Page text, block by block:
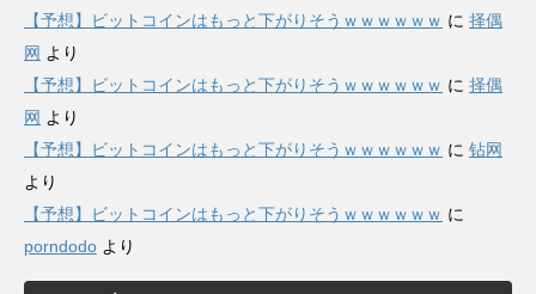
【予想】ビットコインはもっと下がりそうｗｗｗｗｗｗ に 择偶
网 より
【予想】ビットコインはもっと下がりそうｗｗｗｗｗｗ に 择偶
网 より
【予想】ビットコインはもっと下がりそうｗｗｗｗｗｗ に 钻网
より
【予想】ビットコインはもっと下がりそうｗｗｗｗｗｗ に
porndodo より